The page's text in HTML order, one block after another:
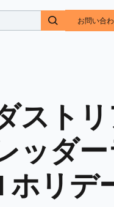
お問い合
スト
ッダ
ホリデ